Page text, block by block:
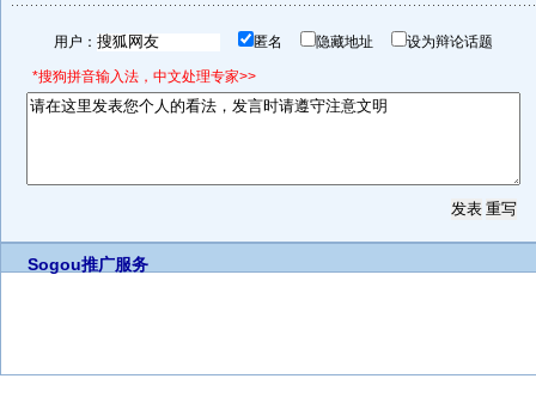
用户： 匿名 隐藏地址 设为辩论话题
*搜狗拼音输入法，中文处理专家>>
Sogou推广服务